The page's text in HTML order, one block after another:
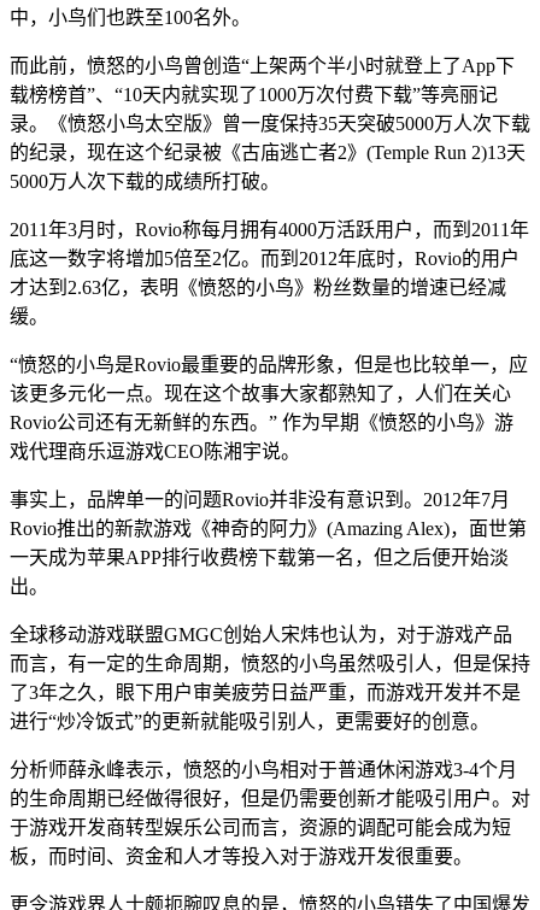
中，小鸟们也跌至100名外。
而此前，愤怒的小鸟曾创造“上架两个半小时就登上了App下
载榜榜首”、“10天内就实现了1000万次付费下载”等亮丽记
录。《愤怒小鸟太空版》曾一度保持35天突破5000万人次下载
的纪录，现在这个纪录被《古庙逃亡者2》(Temple Run 2)13天
5000万人次下载的成绩所打破。
2011年3月时，Rovio称每月拥有4000万活跃用户，而到2011年
底这一数字将增加5倍至2亿。而到2012年底时，Rovio的用户
才达到2.63亿，表明《愤怒的小鸟》粉丝数量的增速已经减
缓。
“愤怒的小鸟是Rovio最重要的品牌形象，但是也比较单一，应
该更多元化一点。现在这个故事大家都熟知了，人们在关心
Rovio公司还有无新鲜的东西。” 作为早期《愤怒的小鸟》游
戏代理商乐逗游戏CEO陈湘宇说。
事实上，品牌单一的问题Rovio并非没有意识到。2012年7月
Rovio推出的新款游戏《神奇的阿力》(Amazing Alex)，面世第
一天成为苹果APP排行收费榜下载第一名，但之后便开始淡
出。
全球移动游戏联盟GMGC创始人宋炜也认为，对于游戏产品
而言，有一定的生命周期，愤怒的小鸟虽然吸引人，但是保持
了3年之久，眼下用户审美疲劳日益严重，而游戏开发并不是
进行“炒冷饭式”的更新就能吸引别人，更需要好的创意。
分析师薛永峰表示，愤怒的小鸟相对于普通休闲游戏3-4个月
的生命周期已经做得很好，但是仍需要创新才能吸引用户。对
于游戏开发商转型娱乐公司而言，资源的调配可能会成为短
板，而时间、资金和人才等投入对于游戏开发很重要。
更令游戏界人士颇扼腕叹息的是，愤怒的小鸟错失了中国爆发